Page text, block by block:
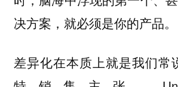
决方案，就必须是你的产品。
差异化在本质上就是我们常